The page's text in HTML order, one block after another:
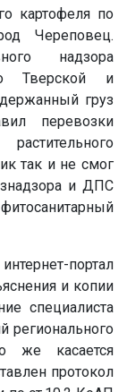
картофеля по
Череповец.
надзора
Тверской и
груз
перевозки
так и не смог
и ДПС
портал
и копии
специалиста
регионального
же касается
протокол